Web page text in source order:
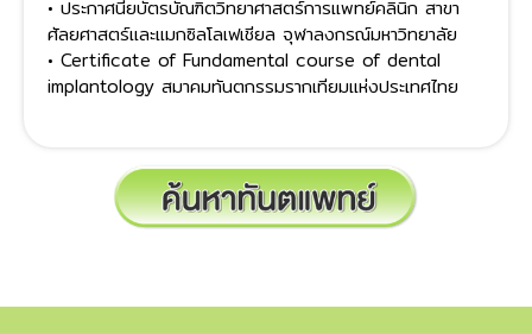
• ประกาศนียบัตรบัณฑิตวิทยาศาสตร์การแพทย์คลินิก สาขา
ศัลยศาสตร์และแมกซิลโลเฟเชียล จุฬาลงกรณ์มหาวิทยาลัย
• Certificate of Fundamental course of dental
implantology สมาคมทันตกรรมรากเทียมแห่งประเทศไทย